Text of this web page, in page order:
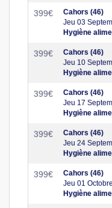
399€
Cahors (46)
Jeu 03
Hygiène
399€
Cahors (46)
Jeu 10
Hygiène
399€
Cahors (46)
Jeu 17
Hygiène
399€
Cahors (46)
Jeu 24
Hygiène
399€
Cahors (46)
Jeu 01
Hygiène